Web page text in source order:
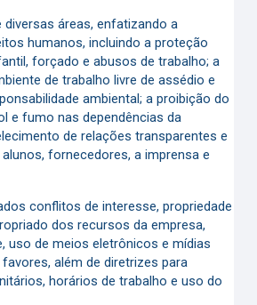
diversas áreas, enfatizando a
humanos, incluindo a proteção
forçado e abusos de trabalho; a
de trabalho livre de assédio e
ambiental; a proibição do
e fumo nas dependências da
de relações transparentes e
fornecedores, a imprensa e
conflitos de interesse, propriedade
dos recursos da empresa,
uso de meios eletrônicos e mídias
além de diretrizes para
horários de trabalho e uso do